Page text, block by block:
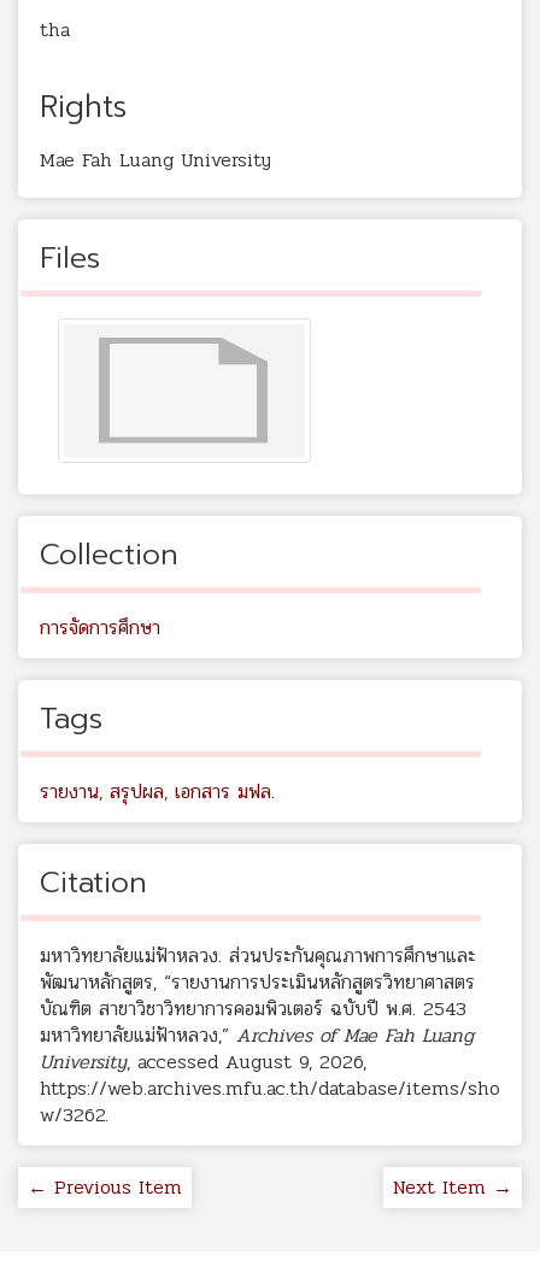
tha
Rights
Mae Fah Luang University
Files
Collection
การจัดการศึกษา
Tags
รายงาน, สรุปผล, เอกสาร มฟล.
Citation
มหาวิทยาลัยแม่ฟ้าหลวง. ส่วนประกันคุณภาพการศึกษาและ
พัฒนาหลักสูตร, “รายงานการประเมินหลักสูตรวิทยาศาสตร
บัณฑิต สาขาวิชาวิทยาการคอมพิวเตอร์ ฉบับปี พ.ศ. 2543
มหาวิทยาลัยแม่ฟ้าหลวง,” Archives of Mae Fah Luang
University, accessed August 9, 2026,
https://web.archives.mfu.ac.th/database/items/sho
w/3262.
← Previous Item Next Item →